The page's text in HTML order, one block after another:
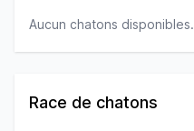
Aucun chatons disponibles.
Race de chatons